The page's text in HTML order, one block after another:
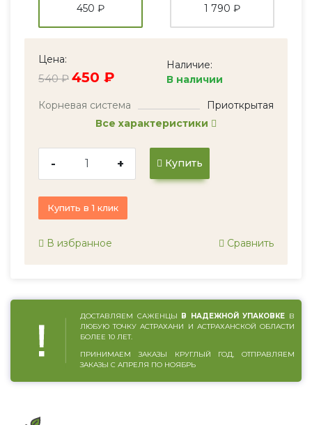
450 ₽ 1 790 ₽
Цена:
540 ₽ 450 ₽
Наличие:
В наличии
Корневая система
Приоткрытая
Все характеристики
- + Купить
Купить в 1 клик
В избранное Сравнить
ДОСТАВЛЯЕМ САЖЕНЦЫ В НАДЕЖНОЙ УПАКОВКЕ В
ЛЮБУЮ ТОЧКУ АСТРАХАНИ И АСТРАХАНСКОЙ ОБЛАСТИ
БОЛЕЕ 10 ЛЕТ.
ПРИНИМАЕМ ЗАКАЗЫ КРУГЛЫЙ ГОД, ОТПРАВЛЯЕМ
ЗАКАЗЫ С АПРЕЛЯ ПО НОЯБРЬ